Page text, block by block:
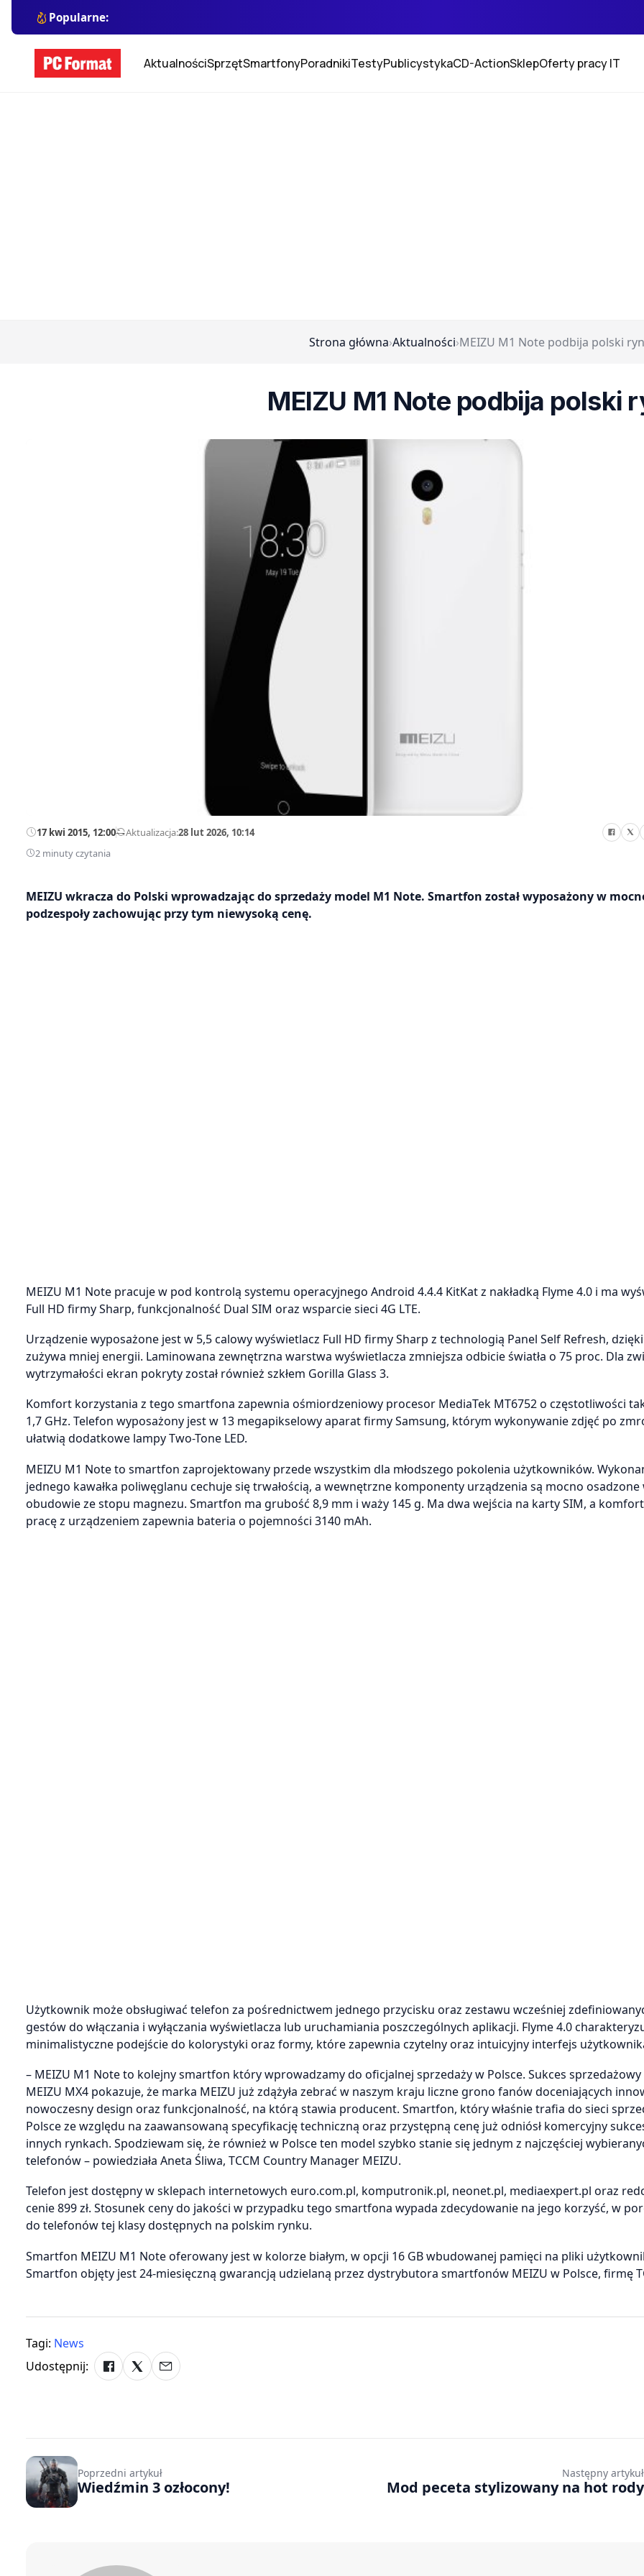
Popularne:
AktualnościSprzętSmartfonyPoradnikiTestyPublicystykaCD-ActionSklepOferty pracy IT
Strona główna›Aktualności›MEIZU M1 Note podbija polski
MEIZU M1 Note podbija polski
17 kwi 2015, 12:00—Aktualizacja:28 lut 2026, 10:14
2 minuty czytania
MEIZU wkracza do Polski wprowadzając do sprzedaży model M1 Note. Smartfon został wyposażony w
podzespoły zachowując przy tym niewysoką cenę.
MEIZU M1 Note pracuje w pod kontrolą systemu operacyjnego Android 4.4.4 KitKat z nakładką Flyme 4.0 i ma
Full HD firmy Sharp, funkcjonalność Dual SIM oraz wsparcie sieci 4G LTE.
Urządzenie wyposażone jest w 5,5 calowy wyświetlacz Full HD firmy Sharp z technologią Panel Self Refresh,
zużywa mniej energii. Laminowana zewnętrzna warstwa wyświetlacza zmniejsza odbicie światła o 75 proc. Dla
wytrzymałości ekran pokryty został również szkłem Gorilla Glass 3.
Komfort korzystania z tego smartfona zapewnia ośmiordzeniowy procesor MediaTek MT6752 o częstotliwości
1,7 GHz. Telefon wyposażony jest w 13 megapikselowy aparat firmy Samsung, którym wykonywanie zdjęć po
ułatwią dodatkowe lampy Two-Tone LED.
MEIZU M1 Note to smartfon zaprojektowany przede wszystkim dla młodszego pokolenia użytkowników.
jednego kawałka poliwęglanu cechuje się trwałością, a wewnętrzne komponenty urządzenia są mocno osadzone
obudowie ze stopu magnezu. Smartfon ma grubość 8,9 mm i waży 145 g. Ma dwa wejścia na karty SIM, a
pracę z urządzeniem zapewnia bateria o pojemności 3140 mAh.
Użytkownik może obsługiwać telefon za pośrednictwem jednego przycisku oraz zestawu wcześniej
gestów do włączania i wyłączania wyświetlacza lub uruchamiania poszczególnych aplikacji. Flyme 4.0
minimalistyczne podejście do kolorystyki oraz formy, które zapewnia czytelny oraz intuicyjny interfejs
– MEIZU M1 Note to kolejny smartfon który wprowadzamy do oficjalnej sprzedaży w Polsce. Sukces
MEIZU MX4 pokazuje, że marka MEIZU już zdążyła zebrać w naszym kraju liczne grono fanów doceniających
nowoczesny design oraz funkcjonalność, na którą stawia producent. Smartfon, który właśnie trafia do sieci
Polsce ze względu na zaawansowaną specyfikację techniczną oraz przystępną cenę już odniósł komercyjny
innych rynkach. Spodziewam się, że również w Polsce ten model szybko stanie się jednym z najczęściej
telefonów – powiedziała Aneta Śliwa, TCCM Country Manager MEIZU.
Telefon jest dostępny w sklepach internetowych euro.com.pl, komputronik.pl, neonet.pl, mediaexpert.pl oraz
cenie 899 zł. Stosunek ceny do jakości w przypadku tego smartfona wypada zdecydowanie na jego korzyść, w
do telefonów tej klasy dostępnych na polskim rynku.
Smartfon MEIZU M1 Note oferowany jest w kolorze białym, w opcji 16 GB wbudowanej pamięci na pliki
Smartfon objęty jest 24-miesięczną gwarancją udzielaną przez dystrybutora smartfonów MEIZU w Polsce, firmę
Tagi: News
Udostępnij:
Poprzedni artykuł
Wiedźmin 3 ozłocony!
Następny artykuł
Mod peceta stylizowany na hot rody